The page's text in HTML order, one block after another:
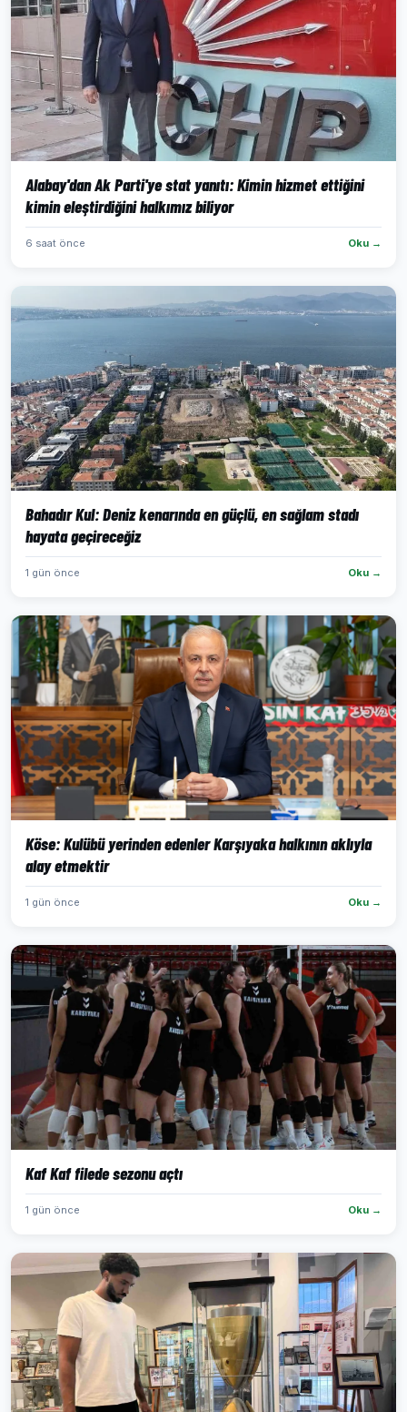
Alabay'dan Ak Parti'ye stat yanıtı: Kimin hizmet ettiğini
kimin eleştirdiğini halkımız biliyor
6 saat önce Oku →
Bahadır Kul: Deniz kenarında en güçlü, en sağlam stadı
hayata geçireceğiz
1 gün önce Oku →
Köse: Kulübü yerinden edenler Karşıyaka halkının aklıyla
alay etmektir
1 gün önce Oku →
Kaf Kaf filede sezonu açtı
1 gün önce Oku →